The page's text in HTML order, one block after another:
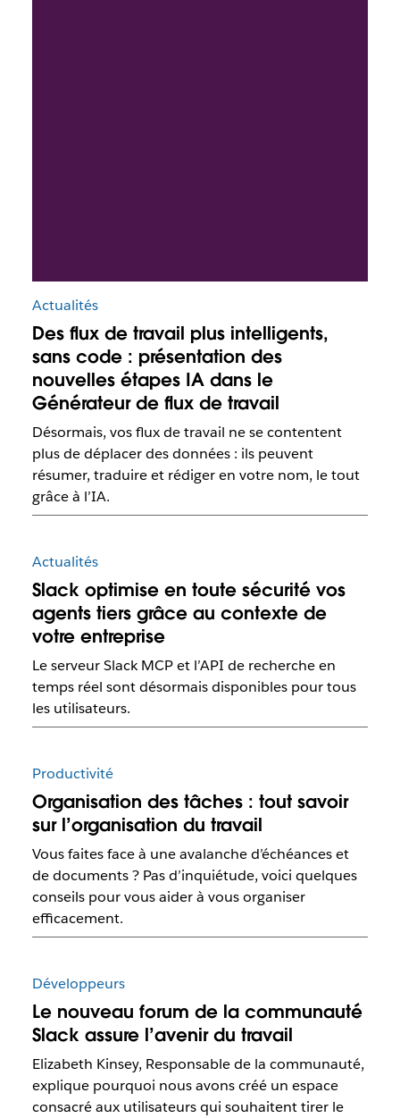
Actualités
Des flux de travail plus intelligents,
sans code : présentation des
nouvelles étapes IA dans le
Générateur de flux de travail
Désormais, vos flux de travail ne se contentent
plus de déplacer des données : ils peuvent
résumer, traduire et rédiger en votre nom, le tout
grâce à l’IA.
Actualités
Slack optimise en toute sécurité vos
agents tiers grâce au contexte de
votre entreprise
Le serveur Slack MCP et l’API de recherche en
temps réel sont désormais disponibles pour tous
les utilisateurs.
Productivité
Organisation des tâches : tout savoir
sur l’organisation du travail
Vous faites face à une avalanche d’échéances et
de documents ? Pas d’inquiétude, voici quelques
conseils pour vous aider à vous organiser
efficacement.
Développeurs
Le nouveau forum de la communauté
Slack assure l’avenir du travail
Elizabeth Kinsey, Responsable de la communauté,
explique pourquoi nous avons créé un espace
consacré aux utilisateurs qui souhaitent tirer le